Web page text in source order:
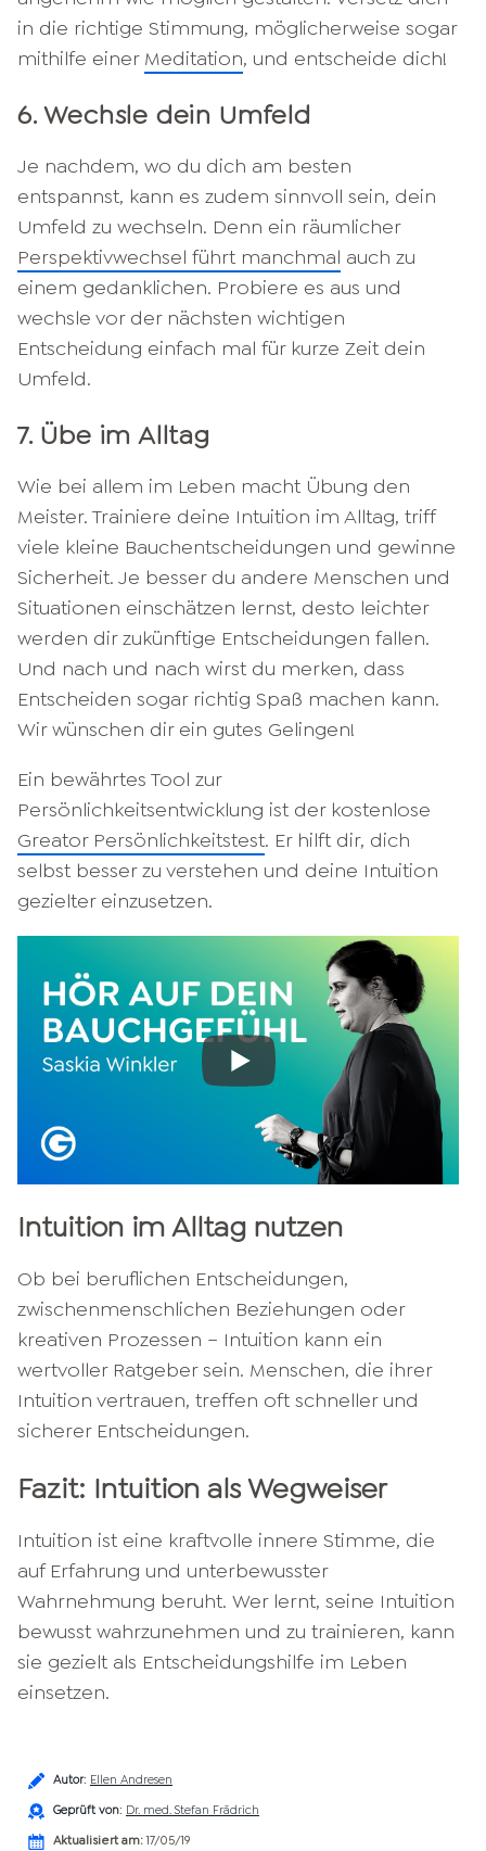
in die richtige Stimmung, möglicherweise sogar
mithilfe einer Meditation, und entscheide dich!
6. Wechsle dein Umfeld
Je nachdem, wo du dich am besten
entspannst, kann es zudem sinnvoll sein, dein
Umfeld zu wechseln. Denn ein räumlicher
Perspektivwechsel führt manchmal auch zu
einem gedanklichen. Probiere es aus und
wechsle vor der nächsten wichtigen
Entscheidung einfach mal für kurze Zeit dein
Umfeld.
7. Übe im Alltag
Wie bei allem im Leben macht Übung den
Meister. Trainiere deine Intuition im Alltag, triff
viele kleine Bauchentscheidungen und gewinne
Sicherheit. Je besser du andere Menschen und
Situationen einschätzen lernst, desto leichter
werden dir zukünftige Entscheidungen fallen.
Und nach und nach wirst du merken, dass
Entscheiden sogar richtig Spaß machen kann.
Wir wünschen dir ein gutes Gelingen!
Ein bewährtes Tool zur
Persönlichkeitsentwicklung ist der kostenlose
Greator Persönlichkeitstest. Er hilft dir, dich
selbst besser zu verstehen und deine Intuition
gezielter einzusetzen.
Intuition im Alltag nutzen
Ob bei beruflichen Entscheidungen,
zwischenmenschlichen Beziehungen oder
kreativen Prozessen – Intuition kann ein
wertvoller Ratgeber sein. Menschen, die ihrer
Intuition vertrauen, treffen oft schneller und
sicherer Entscheidungen.
Fazit: Intuition als Wegweiser
Intuition ist eine kraftvolle innere Stimme, die
auf Erfahrung und unterbewusster
Wahrnehmung beruht. Wer lernt, seine Intuition
bewusst wahrzunehmen und zu trainieren, kann
sie gezielt als Entscheidungshilfe im Leben
einsetzen.
Autor: Ellen Andresen
Geprüft von: Dr. med. Stefan Frädrich
Aktualisiert am: 17/05/19